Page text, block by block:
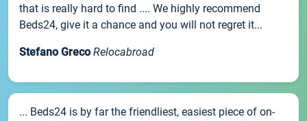
that is really hard to find .... We highly recommend
Beds24, give it a chance and you will not regret it...
Stefano Greco Relocabroad
... Beds24 is by far the friendliest, easiest piece of on-